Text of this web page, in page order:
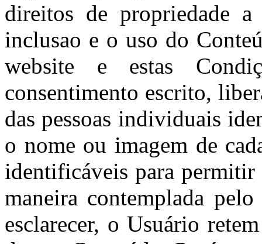
direitos de propriedade
inclusao e o uso do
website e estas
consentimento escrito,
das pessoas individuais
o nome ou imagem de
identificáveis para
maneira contemplada
esclarecer, o Usuário